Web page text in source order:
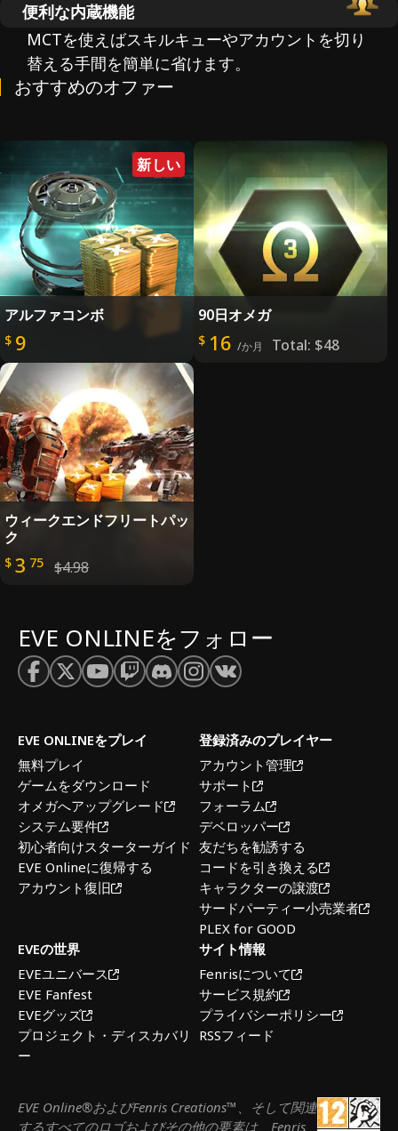
便利な内蔵機能
MCTを使えばスキルキューやアカウントを切り
替える手間を簡単に省けます。
おすすめのオファー
新しい
アルファコンボ
$ 9
90日オメガ
$ 16 /か月 Total: $48
ウィークエンドフリートパッ
ク
$ 3 75 $4.98
EVE ONLINEをフォロー
EVE ONLINEをプレイ
無料プレイ
ゲームをダウンロード
オメガへアップグレード
システム要件
初心者向けスターターガイド
EVE Onlineに復帰する
アカウント復旧
登録済みのプレイヤー
アカウント管理
サポート
フォーラム
デベロッパー
友だちを勧誘する
コードを引き換える
キャラクターの譲渡
サードパーティー小売業者
PLEX for GOOD
EVEの世界
EVEユニバース
EVE Fanfest
EVEグッズ
プロジェクト・ディスカバリ
ー
サイト情報
Fenrisについて
サービス規約
プライバシーポリシー
RSSフィード
EVE Online®およびFenris Creations™、そして関連
するすべてのロゴおよびその他の要素は、Fenris